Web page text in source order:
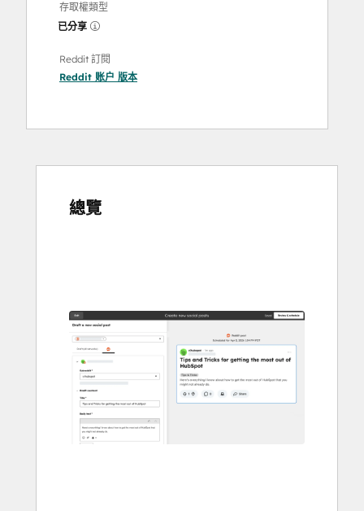
存取權類型
已分享
Reddit 訂閱
Reddit 账户 版本
總覽
鍵
查
他